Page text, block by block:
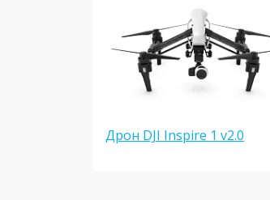
Дрон DJI Inspire 1 v2.0